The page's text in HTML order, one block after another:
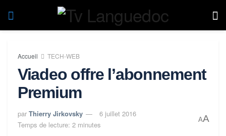
Accueil TECH-WEB
Viadeo offre l’abonnement
Premium
par Thierry Jirkovsky
6 juillet 2016
Temps de lecture: 2 minutes
AA